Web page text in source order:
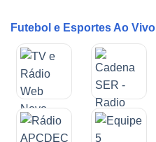
Futebol e Esportes Ao Vivo